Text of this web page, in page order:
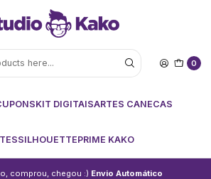
0
KIT DIGITAISARTES CANECAS
SILHOUETTEPRIME KAKO
comprou, chegou :) Envio Automático